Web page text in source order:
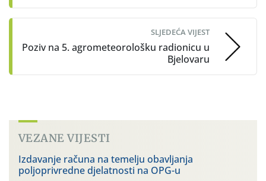
SLJEDEĆA VIJEST
Poziv na 5. agrometeorološku radionicu u
Bjelovaru
VEZANE VIJESTI
Izdavanje računa na temelju obavljanja
poljoprivredne djelatnosti na OPG-u